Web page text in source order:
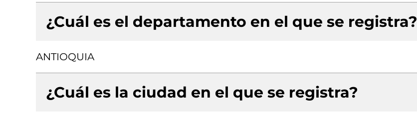
¿Cuál es el departamento en el que se registra?
ANTIOQUIA
¿Cuál es la ciudad en el que se registra?